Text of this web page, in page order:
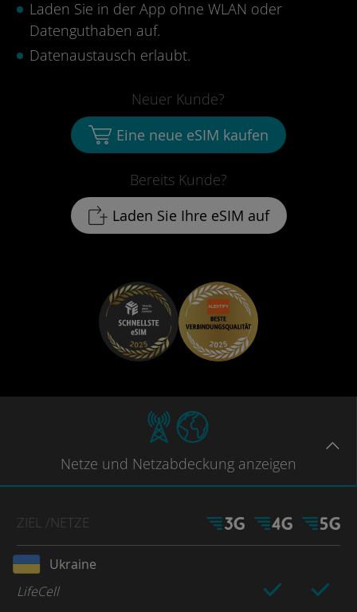
Laden Sie in der App ohne WLAN oder
Datenguthaben auf.
Datenaustausch erlaubt.
Bereits Kunde?
Laden Sie Ihre eSIM auf
Neuer Kunde?
Eine neue eSIM kaufen
Netze und Netzabdeckung anzeigen
ZIEL /NETZE
Ukraine
LifeCell